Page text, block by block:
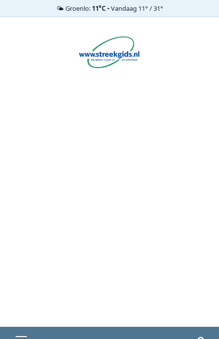
🌤️ Groenlo: 11°C• Vandaag 11° / 31°